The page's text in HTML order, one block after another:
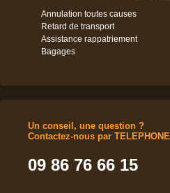
Annulation toutes causes
Retard de transport
Assistance rappatriement
Bagages
Un conseil, une question ?
Contactez-nous par TELEPHONE
09 86 76 66 15